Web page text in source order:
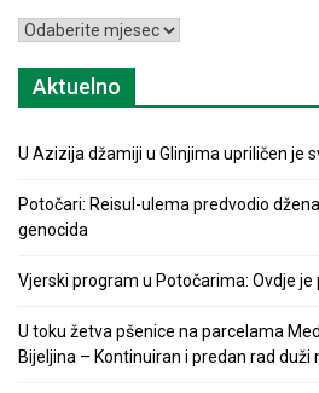
Arhiva
Aktuelno
U Azizija džamiji u Glinjima upriličen je
Potočari: Reisul-ulema predvodio
genocida
Vjerski program u Potočarima: Ovdje
U toku žetva pšenice na parcelama
Bijeljina – Kontinuiran i predan rad duži